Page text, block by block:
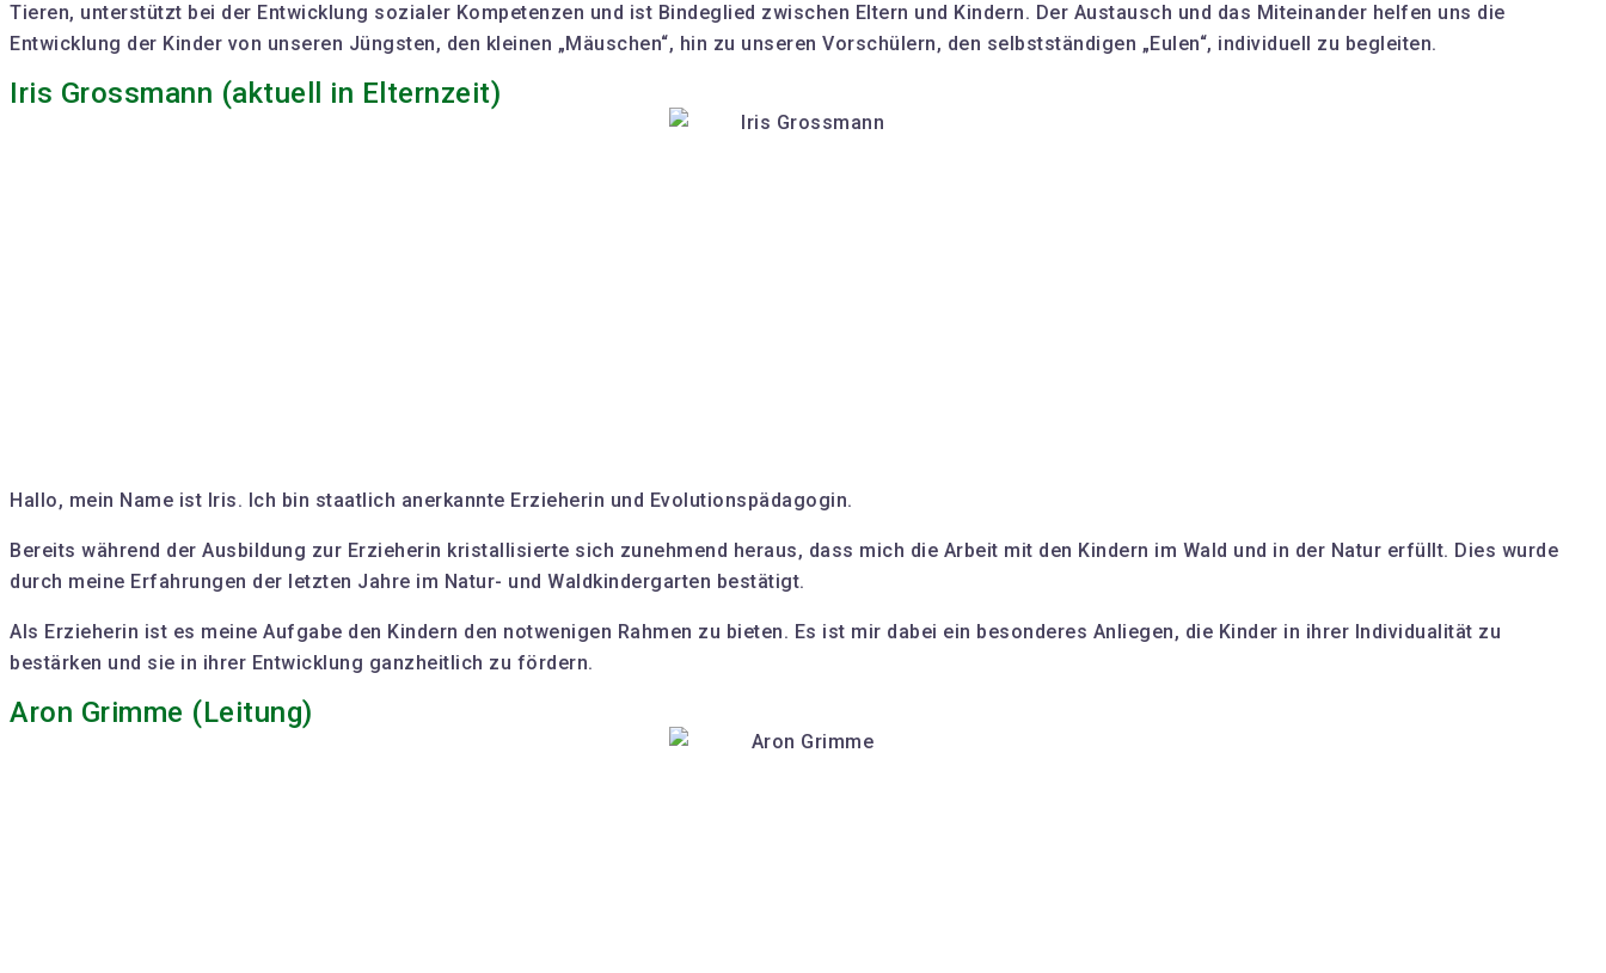
Tieren, unterstützt bei der Entwicklung sozialer Kompetenzen und ist Bindeglied zwischen Eltern und Kindern. Der Austausch und das Miteinander helfen uns die
Entwicklung der Kinder von unseren Jüngsten, den kleinen „Mäuschen“, hin zu unseren Vorschülern, den selbstständigen „Eulen“, individuell zu begleiten.
Iris Grossmann (aktuell in Elternzeit)
Hallo, mein Name ist Iris. Ich bin staatlich anerkannte Erzieherin und Evolutionspädagogin.
Bereits während der Ausbildung zur Erzieherin kristallisierte sich zunehmend heraus, dass mich die Arbeit mit den Kindern im Wald und in der Natur erfüllt. Dies wurde
durch meine Erfahrungen der letzten Jahre im Natur- und Waldkindergarten bestätigt.
Als Erzieherin ist es meine Aufgabe den Kindern den notwenigen Rahmen zu bieten. Es ist mir dabei ein besonderes Anliegen, die Kinder in ihrer Individualität zu
bestärken und sie in ihrer Entwicklung ganzheitlich zu fördern.
Aron Grimme (Leitung)